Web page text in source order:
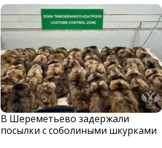
В Шереметьево задержали
посылки с соболиными шкурками